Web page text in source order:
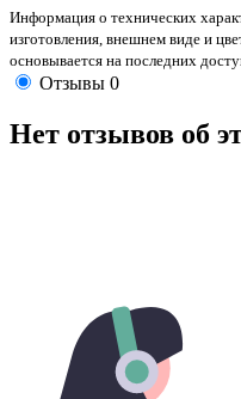
Информация о технических
изготовления, внешнем виде и
основывается на последних
Отзывы 0
Нет отзывов об